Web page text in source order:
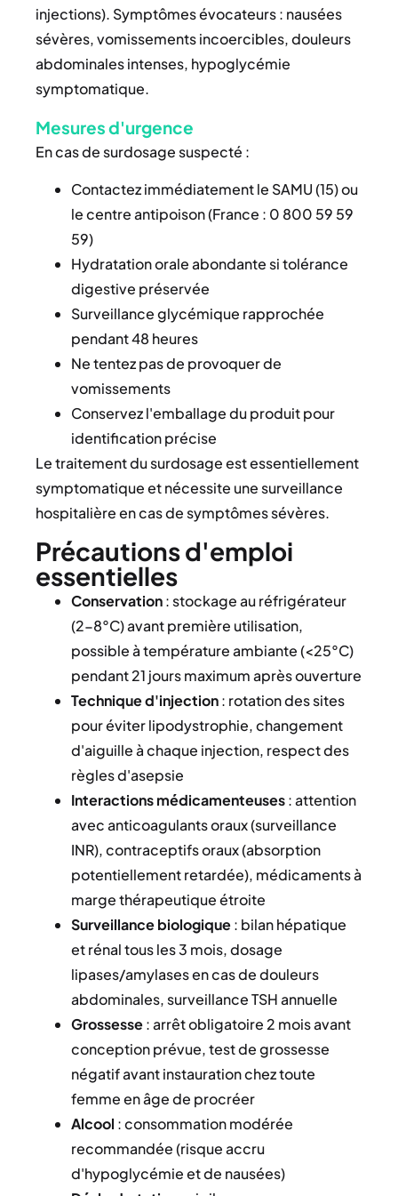
injections). Symptômes évocateurs : nausées
sévères, vomissements incoercibles, douleurs
abdominales intenses, hypoglycémie
symptomatique.
Mesures d'urgence
En cas de surdosage suspecté :
Contactez immédiatement le SAMU (15) ou
le centre antipoison (France : 0 800 59 59
59)
Hydratation orale abondante si tolérance
digestive préservée
Surveillance glycémique rapprochée
pendant 48 heures
Ne tentez pas de provoquer de
vomissements
Conservez l'emballage du produit pour
identification précise
Le traitement du surdosage est essentiellement
symptomatique et nécessite une surveillance
hospitalière en cas de symptômes sévères.
Précautions d'emploi
essentielles
Conservation: stockage au réfrigérateur
(2-8°C) avant première utilisation,
possible à température ambiante (<25°C)
pendant 21 jours maximum après ouverture
Technique d'injection: rotation des sites
pour éviter lipodystrophie, changement
d'aiguille à chaque injection, respect des
règles d'asepsie
Interactions médicamenteuses: attention
avec anticoagulants oraux (surveillance
INR), contraceptifs oraux (absorption
potentiellement retardée), médicaments à
marge thérapeutique étroite
Surveillance biologique: bilan hépatique
et rénal tous les 3 mois, dosage
lipases/amylases en cas de douleurs
abdominales, surveillance TSH annuelle
Grossesse: arrêt obligatoire 2 mois avant
conception prévue, test de grossesse
négatif avant instauration chez toute
femme en âge de procréer
Alcool : consommation modérée
recommandée (risque accru
d'hypoglycémie et de nausées)